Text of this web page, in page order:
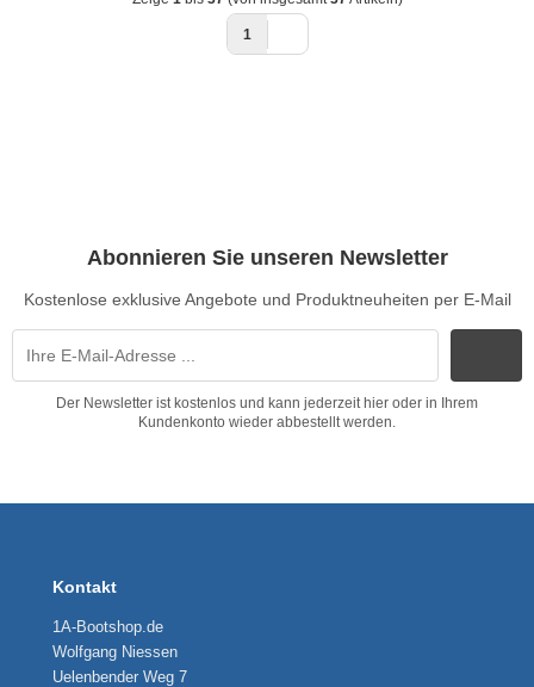
1
Abonnieren Sie unseren Newsletter
Kostenlose exklusive Angebote und Produktneuheiten per E-Mail
Der Newsletter ist kostenlos und kann jederzeit hier oder in Ihrem
Kundenkonto wieder abbestellt werden.
Kontakt
1A-Bootshop.de
Wolfgang Niessen
Uelenbender Weg 7